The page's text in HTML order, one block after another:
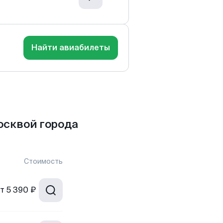
Найти авиабилеты
города
Стоимость
5 390 ₽